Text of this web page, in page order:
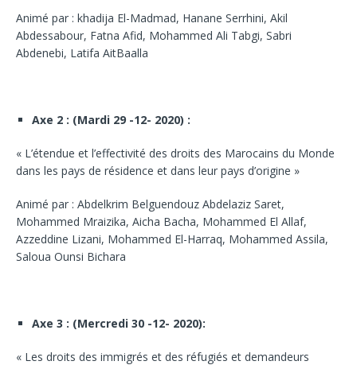
Animé par : khadija El-Madmad, Hanane Serrhini, Akil
Abdessabour, Fatna Afid, Mohammed Ali Tabgi, Sabri
Abdenebi, Latifa AitBaalla
Axe 2 : (Mardi 29 -12- 2020) :
« L’étendue et l’effectivité des droits des Marocains du Monde
dans les pays de résidence et dans leur pays d’origine »
Animé par : Abdelkrim Belguendouz Abdelaziz Saret,
Mohammed Mraizika, Aicha Bacha, Mohammed El Allaf,
Azzeddine Lizani, Mohammed El-Harraq, Mohammed Assila,
Saloua Ounsi Bichara
Axe 3 : (Mercredi 30 -12- 2020):
« Les droits des immigrés et des réfugiés et demandeurs